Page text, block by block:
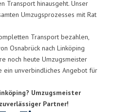
Transport hinausgeht. Unser
Umzugsprozesses mit Rat
Transport bezahlen,
Osnabrück nach Linköping
noch heute Umzugsmeister
ein unverbindliches Angebot für
Umzugsmeister
Partner!